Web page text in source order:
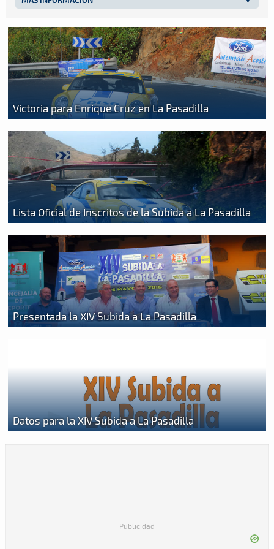
Victoria para Enrique Cruz en La Pasadilla
Lista Oficial de Inscritos de la Subida a La Pasadilla
Presentada la XIV Subida a La Pasadilla
Datos para la XIV Subida a La Pasadilla
Publicidad